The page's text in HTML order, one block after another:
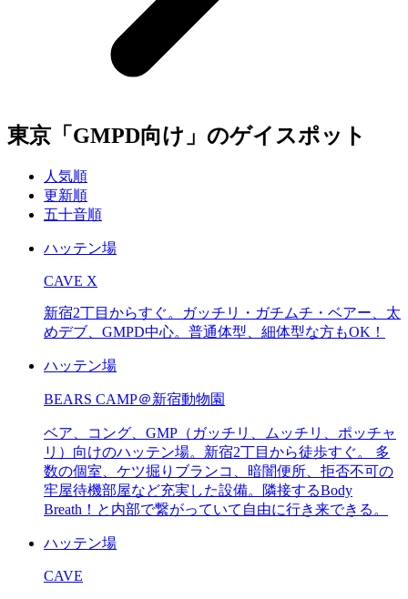
東京「GMPD向け」のゲイスポット
人気順
更新順
五十音順
ハッテン場
CAVE X
新宿2丁目からすぐ。ガッチリ・ガチムチ・ベアー、太
めデブ、GMPD中心。普通体型、細体型な方もOK！
ハッテン場
BEARS CAMP＠新宿動物園
ベア、コング、GMP（ガッチリ、ムッチリ、ポッチャ
リ）向けのハッテン場。新宿2丁目から徒歩すぐ。 多
数の個室、ケツ掘りブランコ、暗闇便所、拒否不可の
牢屋待機部屋など充実した設備。隣接するBody
Breath！と内部で繋がっていて自由に行き来できる。
ハッテン場
CAVE